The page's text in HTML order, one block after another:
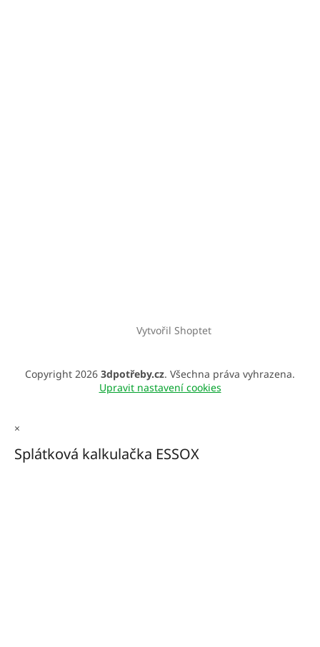
Vytvořil Shoptet
Copyright 2026 3dpotřeby.cz. Všechna práva vyhrazena.
Upravit nastavení cookies
×
Splátková kalkulačka ESSOX